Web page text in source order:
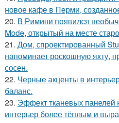
новое кафе в Перми,
20. В Римини появился
Mode, открытый на месте
21. Дом, спроектированный
напоминает роскошную яхту,
сосен.
22. Черные акценты в
баланс.
23. Эффект тканевых панелей
интерьер более тёплым и